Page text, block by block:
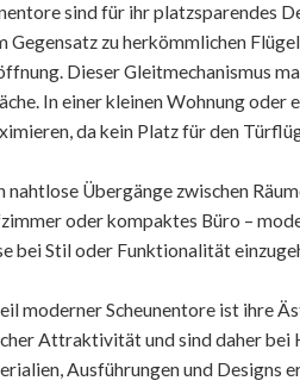
sind für ihr platzsparendes
zu herkömmlichen
Dieser Gleitmechanismus
In einer kleinen Wohnung oder
da kein Platz für den
Übergänge zwischen
oder kompaktes Büro –
bei Stil oder Funktionalität
moderner Scheunentore ist ihre
Attraktivität und sind daher
Ausführungen und Designs